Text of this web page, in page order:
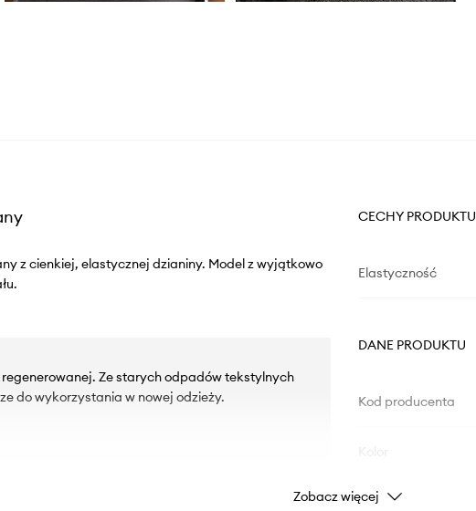
z cienkiej, elastycznej dzianiny. Model z wyjątkowo
regenerowanej. Ze starych odpadów tekstylnych
do wykorzystania w nowej odzieży.
CECHY PRODUKTU
Elastyczność
DANE PRODUKTU
Kod producenta
Marka
Zobacz więcej